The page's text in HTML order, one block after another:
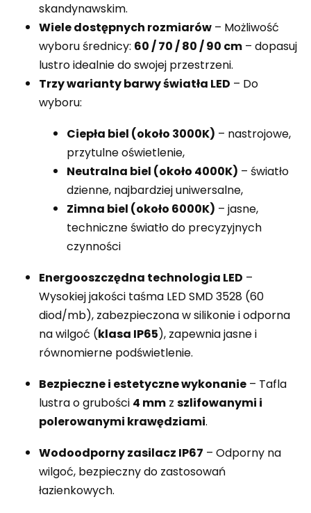
skandynawskim.
Wiele dostępnych rozmiarów – Możliwość
wyboru średnicy: 60 / 70 / 80 / 90 cm – dopasuj
lustro idealnie do swojej przestrzeni.
Trzy warianty barwy światła LED – Do
wyboru:
Ciepła biel (około 3000K) – nastrojowe,
przytulne oświetlenie,
Neutralna biel (około 4000K) – światło
dzienne, najbardziej uniwersalne,
Zimna biel (około 6000K) – jasne,
techniczne światło do precyzyjnych
czynności
Energooszczędna technologia LED –
Wysokiej jakości taśma LED SMD 3528 (60
diod/mb), zabezpieczona w silikonie i odporna
na wilgoć (klasa IP65), zapewnia jasne i
równomierne podświetlenie.
Bezpieczne i estetyczne wykonanie – Tafla
lustra o grubości 4 mm z szlifowanymi i
polerowanymi krawędziami.
Wodoodporny zasilacz IP67 – Odporny na
wilgoć, bezpieczny do zastosowań
łazienkowych.